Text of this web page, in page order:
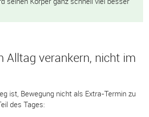
Alltag verankern, nicht im
ist, Bewegung nicht als Extra-Termin zu
des Tages: